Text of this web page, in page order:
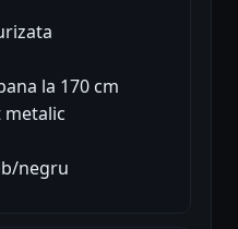
la 170 cm
metalic
negru